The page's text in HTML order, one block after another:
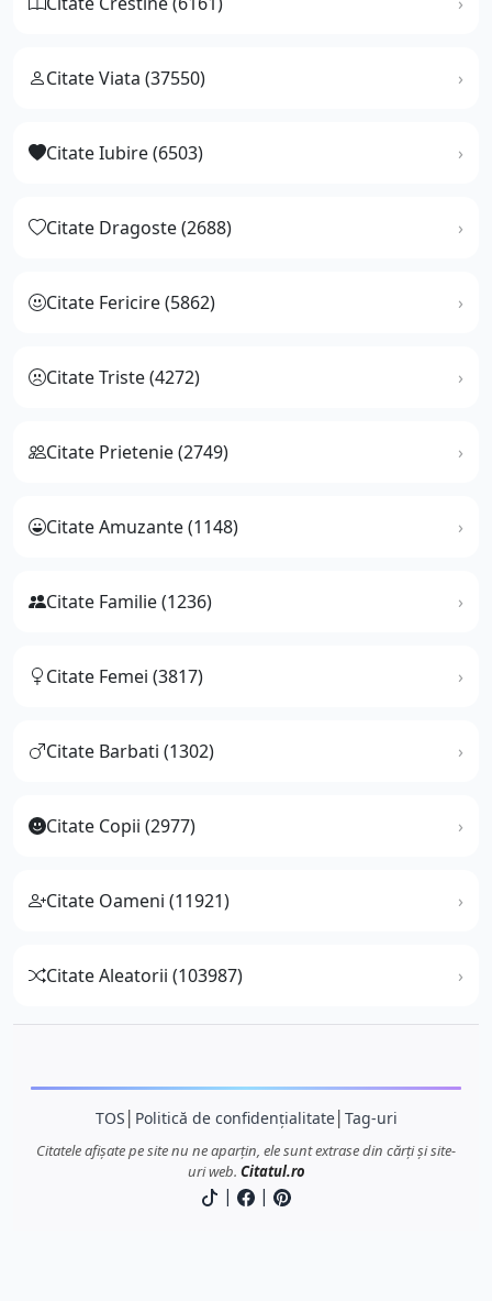
Citate Viata (37550)
Citate Iubire (6503)
Citate Dragoste (2688)
Citate Fericire (5862)
Citate Triste (4272)
Citate Prietenie (2749)
Citate Amuzante (1148)
Citate Familie (1236)
Citate Femei (3817)
Citate Barbati (1302)
Citate Copii (2977)
Citate Oameni (11921)
Citate Aleatorii (103987)
TOS Politică de confidențialitate│ Tag-uri
Citatele afișate pe site nu ne aparțin, ele sunt extrase din cărți și site-
uri web. Citatul.ro
| |